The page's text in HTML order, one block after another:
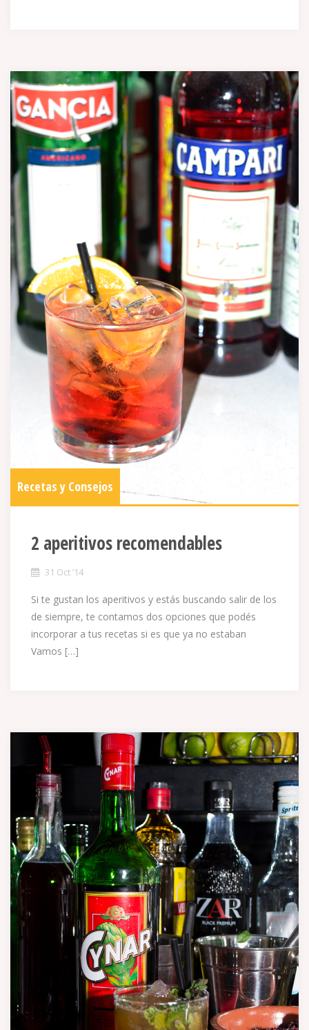
Recetas y Consejos
2 aperitivos recomendables
31 Oct ’14
Si te gustan los aperitivos y estás buscando salir de los
de siempre, te contamos dos opciones que podés
incorporar a tus recetas si es que ya no estaban
Vamos […]